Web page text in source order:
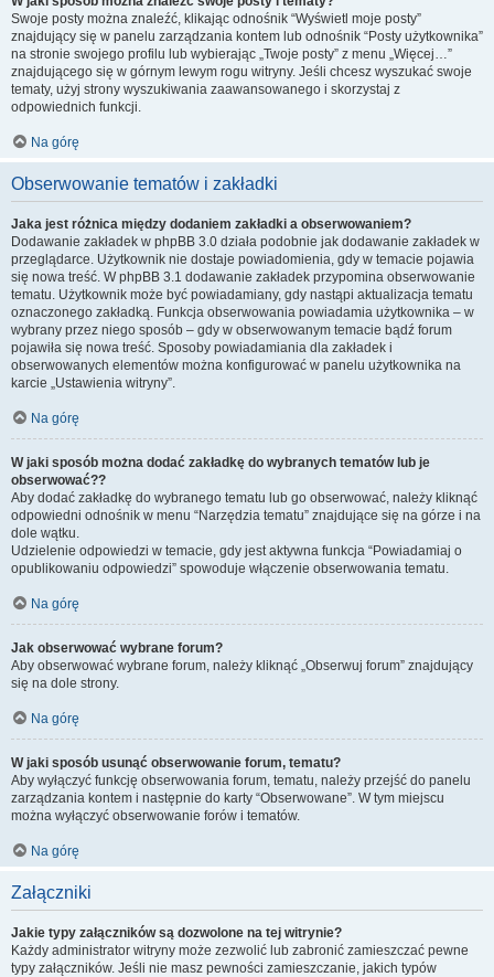
Swoje posty można znaleźć, klikając odnośnik “Wyświetl moje posty”
znajdujący się w panelu zarządzania kontem lub odnośnik “Posty użytkownika”
na stronie swojego profilu lub wybierając „Twoje posty” z menu „Więcej…”
znajdującego się w górnym lewym rogu witryny. Jeśli chcesz wyszukać swoje
tematy, użyj strony wyszukiwania zaawansowanego i skorzystaj z
odpowiednich funkcji.
Na górę
Obserwowanie tematów i zakładki
Jaka jest różnica między dodaniem zakładki a obserwowaniem?
Dodawanie zakładek w phpBB 3.0 działa podobnie jak dodawanie zakładek w
przeglądarce. Użytkownik nie dostaje powiadomienia, gdy w temacie pojawia
się nowa treść. W phpBB 3.1 dodawanie zakładek przypomina obserwowanie
tematu. Użytkownik może być powiadamiany, gdy nastąpi aktualizacja tematu
oznaczonego zakładką. Funkcja obserwowania powiadamia użytkownika – w
wybrany przez niego sposób – gdy w obserwowanym temacie bądź forum
pojawiła się nowa treść. Sposoby powiadamiania dla zakładek i
obserwowanych elementów można konfigurować w panelu użytkownika na
karcie „Ustawienia witryny”.
Na górę
W jaki sposób można dodać zakładkę do wybranych tematów lub je
obserwować??
Aby dodać zakładkę do wybranego tematu lub go obserwować, należy kliknąć
odpowiedni odnośnik w menu “Narzędzia tematu” znajdujące się na górze i na
dole wątku.
Udzielenie odpowiedzi w temacie, gdy jest aktywna funkcja “Powiadamiaj o
opublikowaniu odpowiedzi” spowoduje włączenie obserwowania tematu.
Na górę
Jak obserwować wybrane forum?
Aby obserwować wybrane forum, należy kliknąć „Obserwuj forum” znajdujący
się na dole strony.
Na górę
W jaki sposób usunąć obserwowanie forum, tematu?
Aby wyłączyć funkcję obserwowania forum, tematu, należy przejść do panelu
zarządzania kontem i następnie do karty “Obserwowane”. W tym miejscu
można wyłączyć obserwowanie forów i tematów.
Na górę
Załączniki
Jakie typy załączników są dozwolone na tej witrynie?
Każdy administrator witryny może zezwolić lub zabronić zamieszczać pewne
typy załączników. Jeśli nie masz pewności zamieszczanie, jakich typów